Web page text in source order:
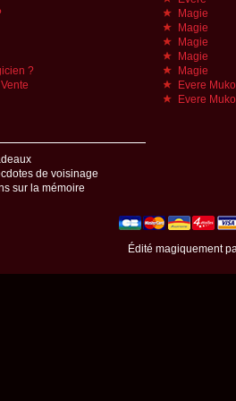
?
de voisinage
sur la mémoire
Magie
Magie
Magie
Magie
Magie
Evere
Evere
Édité magiquement